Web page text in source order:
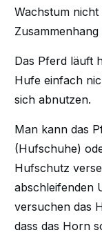
Wachstum
Das Pferd läuft
Hufe einfach
sich abnutzen.
Man kann das
(Hufschuhe)
Hufschutz
abschleifenden
versuchen das
dass das Horn